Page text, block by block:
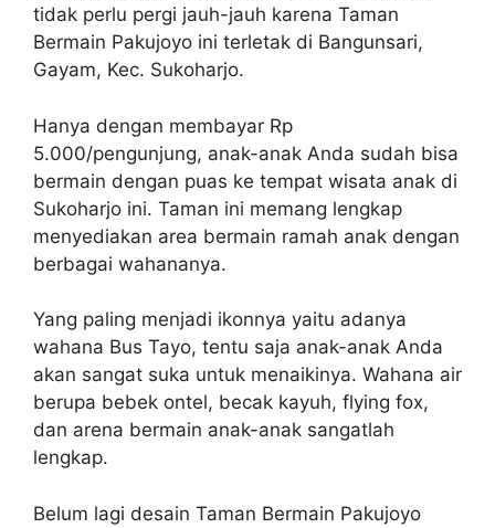
tidak perlu pergi jauh-jauh karena Taman
Bermain Pakujoyo ini terletak di Bangunsari,
Gayam, Kec. Sukoharjo.
Hanya dengan membayar Rp
5.000/pengunjung, anak-anak Anda sudah bisa
bermain dengan puas ke tempat wisata anak di
Sukoharjo ini. Taman ini memang lengkap
menyediakan area bermain ramah anak dengan
berbagai wahananya.
Yang paling menjadi ikonnya yaitu adanya
wahana Bus Tayo, tentu saja anak-anak Anda
akan sangat suka untuk menaikinya. Wahana air
berupa bebek ontel, becak kayuh, flying fox,
dan arena bermain anak-anak sangatlah
lengkap.
Belum lagi desain Taman Bermain Pakujoyo